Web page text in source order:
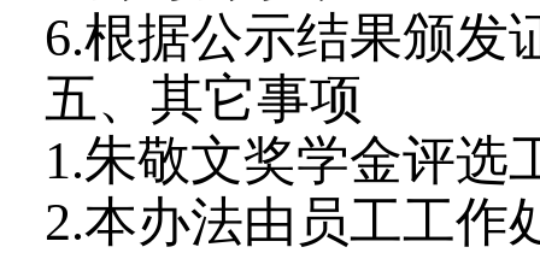
6.根据公示结果颁发
五、其它事项
1.朱敬文奖学金评选
2.本办法由员工工作